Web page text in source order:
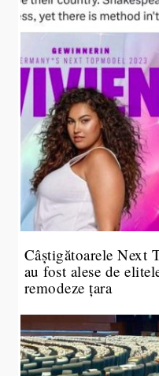
Câștigătoarele Next
au fost alese de
remodeze țara